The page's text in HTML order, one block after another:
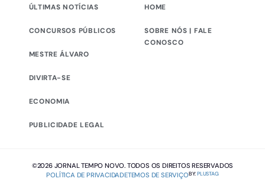
ÚLTIMAS NOTÍCIAS
CONCURSOS PÚBLICOS
MESTRE ÁLVARO
DIVIRTA-SE
ECONOMIA
PUBLICIDADE LEGAL
HOME
SOBRE NÓS | FALE
CONOSCO
©2026 JORNAL TEMPO NOVO. TODOS OS DIREITOS RESERVADOS
POLÍTICA DE PRIVACIDADETEMOS DE SERVIÇOBY:PLUSTAG